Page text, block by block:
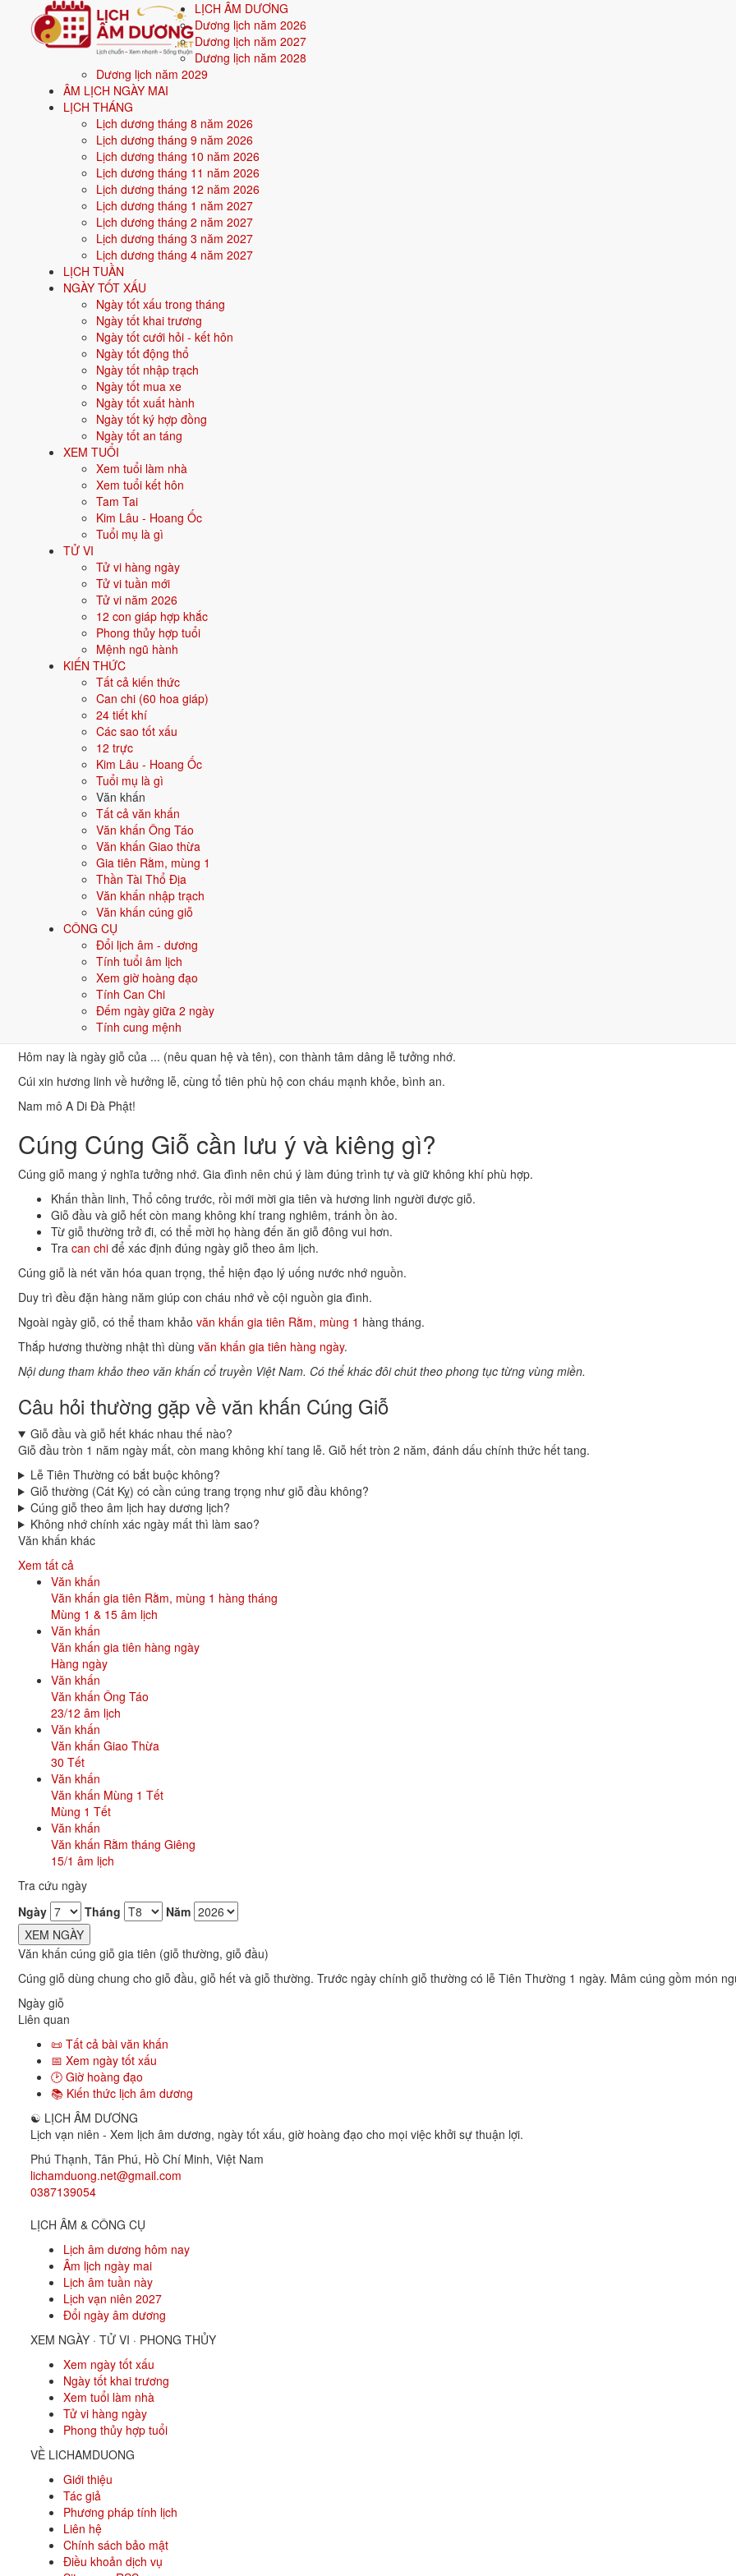
LỊCH ÂM DƯƠNG
Dương lịch năm 2026
Dương lịch năm 2027
Dương lịch năm 2028
Dương lịch năm 2029
ÂM LỊCH NGÀY MAI
LỊCH THÁNG
Lịch dương tháng 8 năm 2026
Lịch dương tháng 9 năm 2026
Lịch dương tháng 10 năm 2026
Lịch dương tháng 11 năm 2026
Lịch dương tháng 12 năm 2026
Lịch dương tháng 1 năm 2027
Lịch dương tháng 2 năm 2027
Lịch dương tháng 3 năm 2027
Lịch dương tháng 4 năm 2027
LỊCH TUẦN
NGÀY TỐT XẤU
Ngày tốt xấu trong tháng
Ngày tốt khai trương
Ngày tốt cưới hỏi - kết hôn
Ngày tốt động thổ
Ngày tốt nhập trạch
Ngày tốt mua xe
Ngày tốt xuất hành
Ngày tốt ký hợp đồng
Ngày tốt an táng
XEM TUỔI
Xem tuổi làm nhà
Xem tuổi kết hôn
Tam Tai
Kim Lâu - Hoang Ốc
Tuổi mụ là gì
TỬ VI
Tử vi hàng ngày
Tử vi tuần mới
Tử vi năm 2026
12 con giáp hợp khắc
Phong thủy hợp tuổi
Mệnh ngũ hành
KIẾN THỨC
Tất cả kiến thức
Can chi (60 hoa giáp)
24 tiết khí
Các sao tốt xấu
12 trực
Kim Lâu - Hoang Ốc
Tuổi mụ là gì
Văn khấn
Tất cả văn khấn
Văn khấn Ông Táo
Văn khấn Giao thừa
Gia tiên Rằm, mùng 1
Thần Tài Thổ Địa
Văn khấn nhập trạch
Văn khấn cúng giỗ
CÔNG CỤ
Đổi lịch âm - dương
Tính tuổi âm lịch
Xem giờ hoàng đạo
Tính Can Chi
Đếm ngày giữa 2 ngày
Tính cung mệnh
Trang chủ
Văn khấn
Văn khấn cúng giỗ gia tiên (giỗ thường, giỗ đầu)
Văn khấn cúng giỗ gia tiên (giỗ thường, giỗ đầu)
Cúng giỗ dùng chung cho giỗ đầu, giỗ hết và giỗ thường. Trước ngày chính giỗ thường có lễ Tiên Thường 1 ngày. Mâm cúng gồm món
Dịp cúng: Ngày giỗ
Phân loại
Gia tiên & ngày giỗ
Cúng Cúng Giỗ có ý nghĩa gì?
Cúng giỗ là dịp con cháu tưởng nhớ người đã khuất. Lễ làm đúng ngày mất theo âm lịch hàng năm. Giỗ đầu diễn ra tròn 1 năm, còn
thứ 3 trở đi gọi là giỗ thường hay Cát Kỵ, không khí ấm cúng hơn. Lễ giỗ vừa mời hương linh người mất về hưởng lễ. Vừa cầu tổ tiên phù
Cúng Cúng Giỗ ngày giờ nào đẹp?
Cúng giỗ đúng ngày mất theo âm lịch, không phải ngày dương lịch. Trước ngày chính giỗ thường có lễ Tiên Thường, còn gọi cáo giỗ. Lễ
trọng nhất, có đông đủ con cháu.
Ngày: đúng ngày mất theo âm lịch hàng năm.
Lễ Tiên Thường (cáo giỗ) làm trước 1 ngày.
Ngày chính giỗ là lễ quan trọng nhất, thường có đông đủ con cháu.
Cúng Cúng Giỗ cần chuẩn bị lễ vật gì?
Mâm cúng giỗ thường có món người mất từng yêu thích lúc sinh thời. Đây là cách thể hiện lòng tưởng nhớ.
Mâm cơm cúng gồm món người mất yêu thích, cơm canh đầy đủ.
Hương hoa, trầu cau, rượu, trà, nước sạch.
Vàng mã và trái cây theo mùa.
Bài văn khấn Cúng Giỗ đọc thế nào?
Bạn chọn 1 trong 2 bản, tùy độ trang trọng gia đình muốn dùng. Nhớ điền đúng quan hệ và tên người được giỗ.
Bản đầy đủ (cổ truyền)
Nam mô A Di Đà Phật! (3 lần)
Con kính lạy chư vị Tôn thần, Thổ công, Táo quân cai quản trong nhà.
Con kính lạy Tổ tiên nội ngoại, ông bà, cha mẹ họ ...
Tín chủ con là: ... Ngụ tại: ...
Hôm nay là ngày ... tháng ... năm ..., nhân ngày húy nhật của ... (nêu quan hệ và tên người mất).
Tín chủ con thành tâm sắm lễ, hương hoa, cơm canh, lễ vật dâng lên trước án. Kính mời hương linh ... về hưởng lễ, cùng chư vị tổ tiên nội
Cúi xin tổ tiên và hương linh phù hộ độ trì cho con cháu trong nhà mạnh khỏe, bình an, gia đạo hưng thịnh, làm ăn tấn tới.
Chúng con lễ bạc tâm thành, cúi xin chứng giám.
Nam mô A Di Đà Phật! (3 lần)
Bản ngắn gọn
Nam mô A Di Đà Phật! (3 lần)
Con lạy chư vị Tôn thần, Thổ công và tổ tiên nhà con.
Hôm nay là ngày giỗ của ... (nêu quan hệ và tên), con thành tâm dâng lễ tưởng nhớ.
Cúi xin hương linh về hưởng lễ, cùng tổ tiên phù hộ con cháu mạnh khỏe, bình an.
Nam mô A Di Đà Phật!
Cúng Cúng Giỗ cần lưu ý và kiêng gì?
Cúng giỗ mang ý nghĩa tưởng nhớ. Gia đình nên chú ý làm đúng trình tự và giữ không khí phù hợp.
Khấn thần linh, Thổ công trước, rồi mới mời gia tiên và hương linh người được giỗ.
Giỗ đầu và giỗ hết còn mang không khí trang nghiêm, tránh ồn ào.
Từ giỗ thường trở đi, có thể mời họ hàng đến ăn giỗ đông vui hơn.
Tra can chi để xác định đúng ngày giỗ theo âm lịch.
Cúng giỗ là nét văn hóa quan trọng, thể hiện đạo lý uống nước nhớ nguồn.
Duy trì đều đặn hàng năm giúp con cháu nhớ về cội nguồn gia đình.
Ngoài ngày giỗ, có thể tham khảo văn khấn gia tiên Rằm, mùng 1 hàng tháng.
Thắp hương thường nhật thì dùng văn khấn gia tiên hàng ngày.
Nội dung tham khảo theo văn khấn cổ truyền Việt Nam. Có thể khác đôi chút theo phong tục từng vùng miền.
Câu hỏi thường gặp về văn khấn Cúng Giỗ
Giỗ đầu và giỗ hết khác nhau thế nào?
Giỗ đầu tròn 1 năm ngày mất, còn mang không khí tang lễ. Giỗ hết tròn 2 năm, đánh dấu chính thức hết tang.
Lễ Tiên Thường có bắt buộc không?
Giỗ thường (Cát Kỵ) có cần cúng trang trọng như giỗ đầu không?
Cúng giỗ theo âm lịch hay dương lịch?
Không nhớ chính xác ngày mất thì làm sao?
Văn khấn khác
Xem tất cả
Văn khấn
Văn khấn gia tiên Rằm, mùng 1 hàng tháng
Mùng 1 & 15 âm lịch
Văn khấn
Văn khấn gia tiên hàng ngày
Hàng ngày
Văn khấn
Văn khấn Ông Táo
23/12 âm lịch
Văn khấn
Văn khấn Giao Thừa
30 Tết
Văn khấn
Văn khấn Mùng 1 Tết
Mùng 1 Tết
Văn khấn
Văn khấn Rằm tháng Giêng
15/1 âm lịch
Tra cứu ngày
Ngày
Tháng
Năm
XEM NGÀY
Văn khấn cúng giỗ gia tiên (giỗ thường, giỗ đầu)
Cúng giỗ dùng chung cho giỗ đầu, giỗ hết và giỗ thường. Trước ngày chính giỗ thường có lễ Tiên Thường 1 ngày. Mâm cúng gồm món
Ngày giỗ
Liên quan
📜 Tất cả bài văn khấn
📅 Xem ngày tốt xấu
🕑 Giờ hoàng đạo
📚 Kiến thức lịch âm dương
☯ LỊCH ÂM DƯƠNG
Lịch vạn niên - Xem lịch âm dương, ngày tốt xấu, giờ hoàng đạo cho mọi việc khởi sự thuận lợi.
Phú Thạnh, Tân Phú, Hồ Chí Minh, Việt Nam
lichamduong.net@gmail.com
0387139054
LỊCH ÂM & CÔNG CỤ
Lịch âm dương hôm nay
Âm lịch ngày mai
Lịch âm tuần này
Lịch vạn niên 2027
Đổi ngày âm dương
XEM NGÀY · TỬ VI · PHONG THỦY
Xem ngày tốt xấu
Ngày tốt khai trương
Xem tuổi làm nhà
Tử vi hàng ngày
Phong thủy hợp tuổi
VỀ LICHAMDUONG
Giới thiệu
Tác giả
Phương pháp tính lịch
Liên hệ
Chính sách bảo mật
Điều khoản dịch vụ